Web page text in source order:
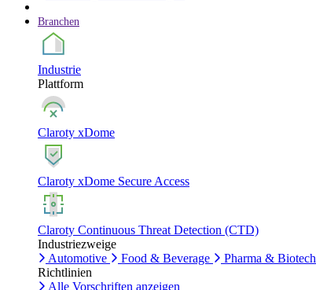
Branchen
Industrie
Plattform
Claroty xDome
Claroty xDome Secure Access
Claroty Continuous Threat Detection (CTD)
Industriezweige
Automotive
Food & Beverage Pharma & Biotech
Richtlinien
Alle Vorschriften anzeigen